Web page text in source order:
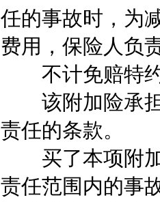
任的事故时，为
费用，保险人负
不计免赔特约
该附加险承担
责任的条款。
买了本项附加
责任范围内的事